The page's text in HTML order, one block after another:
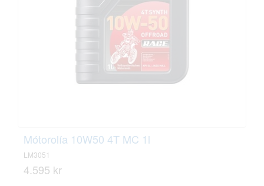
Mótorolía 10W50 4T MC 1l
LM3051
4.595 kr